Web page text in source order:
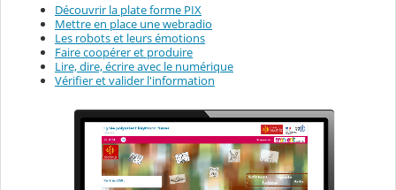
Découvrir la plate forme PIX
Mettre en place une webradio
Les robots et leurs émotions
Faire coopérer et produire
Lire, dire, écrire avec le numérique
Vérifier et valider l'information